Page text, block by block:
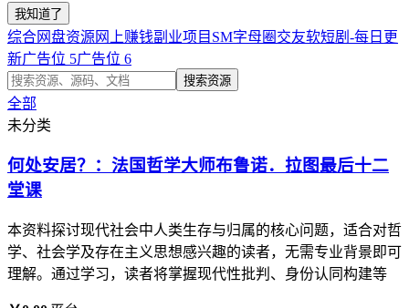
我知道了
综合网盘资源 网上赚钱副业项目 SM字母圈交友软短剧-每日更
新广告位 5广告位 6
搜索资源
全部
未分类
何处安居？：法国哲学大师布鲁诺．拉图最后十二
堂课
本资料探讨现代社会中人类生存与归属的核心问题，适合对哲
学、社会学及存在主义思想感兴趣的读者，无需专业背景即可
理解。通过学习，读者将掌握现代性批判、身份认同构建等